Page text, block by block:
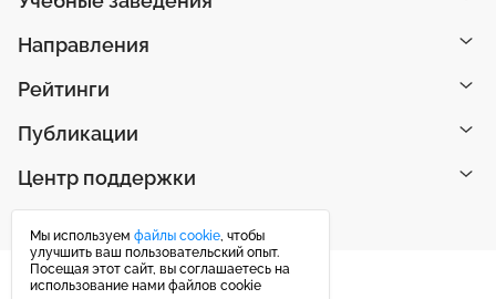
Направления
Рейтинги
Публикации
Центр поддержки
Мы используем файлы cookie, чтобы
улучшить ваш пользовательский опыт.
Посещая этот сайт, вы соглашаетесь на
использование нами файлов cookie